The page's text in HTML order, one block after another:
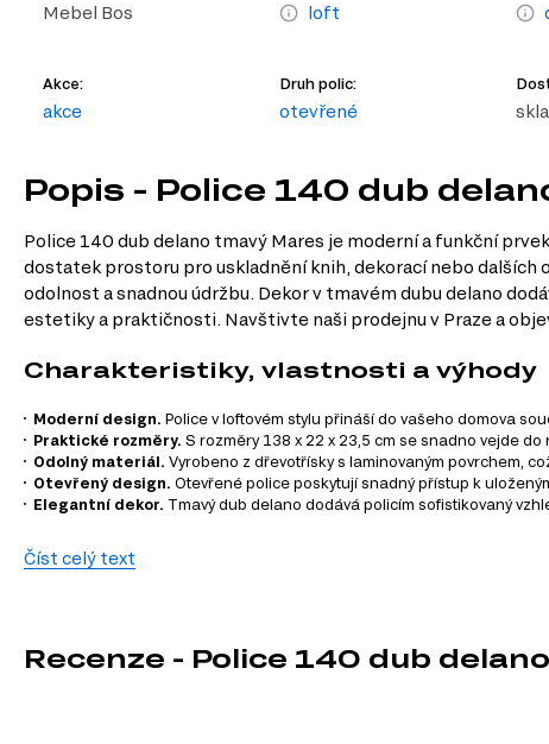
Mebel Bos loft
Akce:
akce
Druh polic:
otevřené
Popis - Police 140 dub
Police 140 dub delano tmavý Mares je moderní a funkční
dostatek prostoru pro uskladnění knih, dekorací nebo
odolnost a snadnou údržbu. Dekor v tmavém dubu delano
estetiky a praktičnosti. Navštivte naši prodejnu v Praze a
Charakteristiky, vlastnosti a výhody
Moderní design. Police v loftovém stylu přináší do vašeho domova
Praktické rozměry. S rozměry 138 x 22 x 23,5 cm se snadno vejde
Odolný materiál. Vyrobeno z dřevotřísky s laminovaným povrchem,
Otevřený design. Otevřené police poskytují snadný přístup k
Elegantní dekor. Tmavý dub delano dodává policím sofistikovaný
Informace o sérii nábytku
TV stolky
Číst celý text
Recenze - Police 140 dub